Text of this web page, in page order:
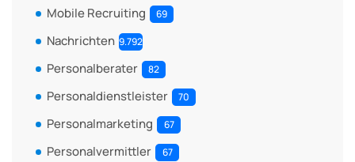
Mobile Recruiting 69
Nachrichten 9.792
Personalberater 82
Personaldienstleister 70
Personalmarketing 67
Personalvermittler 67